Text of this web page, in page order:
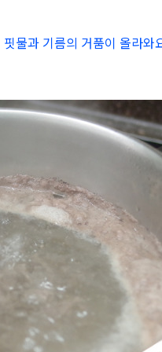
핏물과 기름의 거품이 올라와